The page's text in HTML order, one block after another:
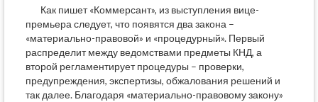
Как пишет «Коммерсант», из выступления вице-
премьера следует, что появятся два закона –
«материально-правовой» и «процедурный». Первый
распределит между ведомствами предметы КНД, а
второй регламентирует процедуры – проверки,
предупреждения, экспертизы, обжалования решений и
так далее. Благодаря «материально-правовому закону»